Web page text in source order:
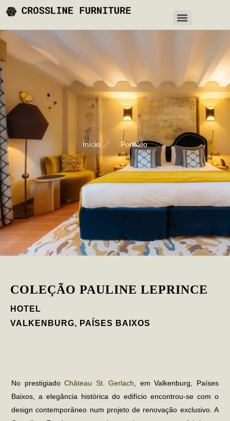
Início Portfólio
COLEÇÃO PAULINE LEPRINCE
HOTEL
VALKENBURG, PAÍSES BAIXOS
No prestigiadoChâteau St. Gerlach, em Valkenburg, Países
Baixos, a elegância histórica do edifício encontrou-se com o
design contemporâneo num projeto de renovação exclusivo. A